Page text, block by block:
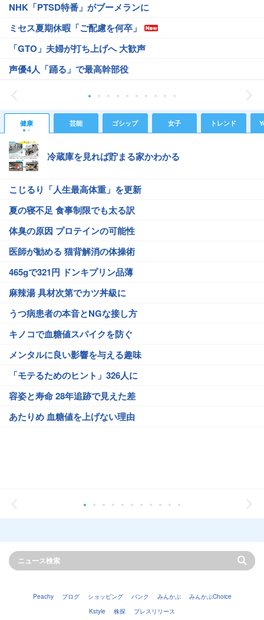
NHK「PTSD特番」がブーメランに
ミセス夏期休暇「ご配慮を何卒」
「GTO」夫婦が打ち上げへ 大歓声
声優4人「踊る」で最高幹部役
健康 芸能 ゴシップ 女子 トレンド
冷蔵庫を見れば貯まる家かわかる
こじるり「人生最高体重」を更新
夏の寝不足 食事制限でも太る訳
体臭の原因 プロテインの可能性
医師が勧める 猫背解消の体操術
465gで321円 ドンキプリン品薄
麻辣湯 具材次第でカツ丼級に
うつ病患者の本音とNGな接し方
キノコで血糖値スパイクを防ぐ
メンタルに良い影響を与える趣味
「モテるためのヒント」326人に
容姿と寿命 28年追跡で見えた差
あたりめ 血糖値を上げない理由
Peachy ブログ ショッピング バンク みんかぶ
みんかぶChoice
Kstyle
株探 プレスリリース